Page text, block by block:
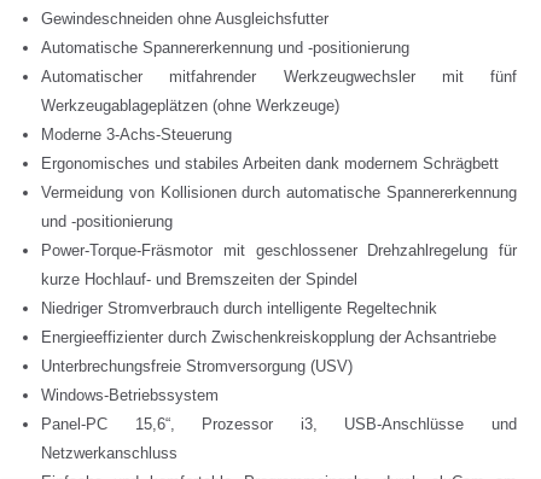
Gewindeschneiden ohne Ausgleichsfutter
Automatische Spannererkennung und -positionierung
Automatischer mitfahrender Werkzeugwechsler mit fünf
Werkzeugablageplätzen (ohne Werkzeuge)
Moderne 3-Achs-Steuerung
Ergonomisches und stabiles Arbeiten dank modernem Schrägbett
Vermeidung von Kollisionen durch automatische Spannererkennung
und -positionierung
Power-Torque-Fräsmotor mit geschlossener Drehzahlregelung für
kurze Hochlauf- und Bremszeiten der Spindel
Niedriger Stromverbrauch durch intelligente Regeltechnik
Energieeffizienter durch Zwischenkreiskopplung der Achsantriebe
Unterbrechungsfreie Stromversorgung (USV)
Windows-Betriebssystem
Panel-PC 15,6“, Prozessor i3, USB-Anschlüsse und
Netzwerkanschluss